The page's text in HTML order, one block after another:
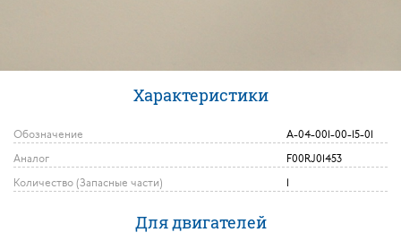
Характеристики
Обозначение А-04-001-00-15-01
Аналог F00RJ01453
Количество (Запасные части)
Для двигателей